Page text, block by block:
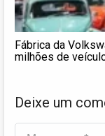
Fábrica da
milhões de
Deixe um